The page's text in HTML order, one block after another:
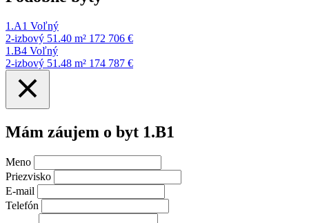
1.A1 Voľný
2-izbový 51.40 m² 172 706 €
1.B4 Voľný
2-izbový 51.48 m² 174 787 €
Mám záujem o byt 1.B1
Meno
Priezvisko
E-mail
Telefón